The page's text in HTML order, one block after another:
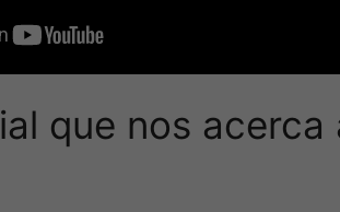
que nos acerca